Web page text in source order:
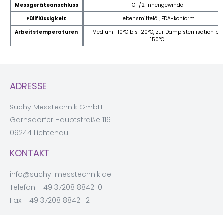
Messgeräteanschluss
G 1/2 Innengewinde
Füllflüssigkeit
Lebensmittelöl, FDA-konform
Arbeitstemperaturen
Medium -10°C bis 120°C, zur Dampfsterilisation bis
150°C
ADRESSE
Suchy Messtechnik GmbH
Garnsdorfer Hauptstraße 116
09244 Lichtenau
KONTAKT
info@suchy-messtechnik.de
Telefon: +49 37208 8842-0
Fax: +49 37208 8842-12